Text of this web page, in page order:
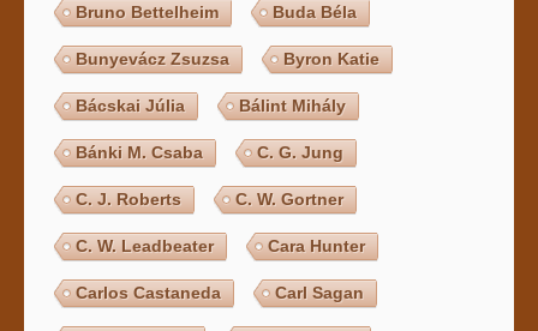
Bruno Bettelheim Buda Béla
Bunyevácz Zsuzsa Byron Katie
Bácskai Júlia Bálint Mihály
Bánki M. Csaba C. G. Jung
C. J. Roberts C. W. Gortner
C. W. Leadbeater Cara Hunter
Carlos Castaneda Carl Sagan